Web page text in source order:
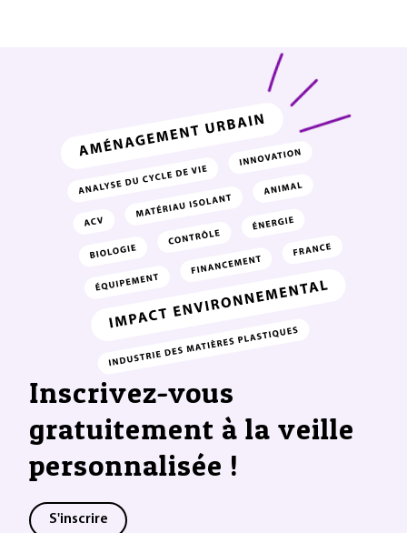
Inscrivez-vous
gratuitement à la veille
personnalisée !
S'inscrire